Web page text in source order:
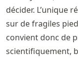
décider. L’unique
sur de fragiles
convient donc de
scientifiquement,